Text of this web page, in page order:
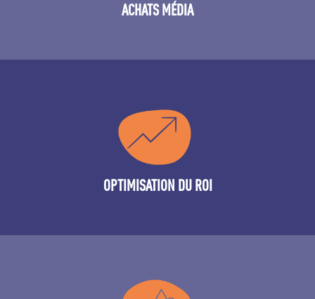
ACHATS MÉDIA
OPTIMISATION DU ROI
Analyse data